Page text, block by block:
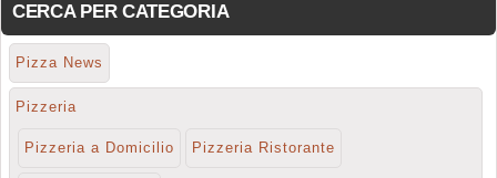
CERCA PER CATEGORIA
Pizza News
Pizzeria
Pizzeria a Domicilio Pizzeria Ristorante